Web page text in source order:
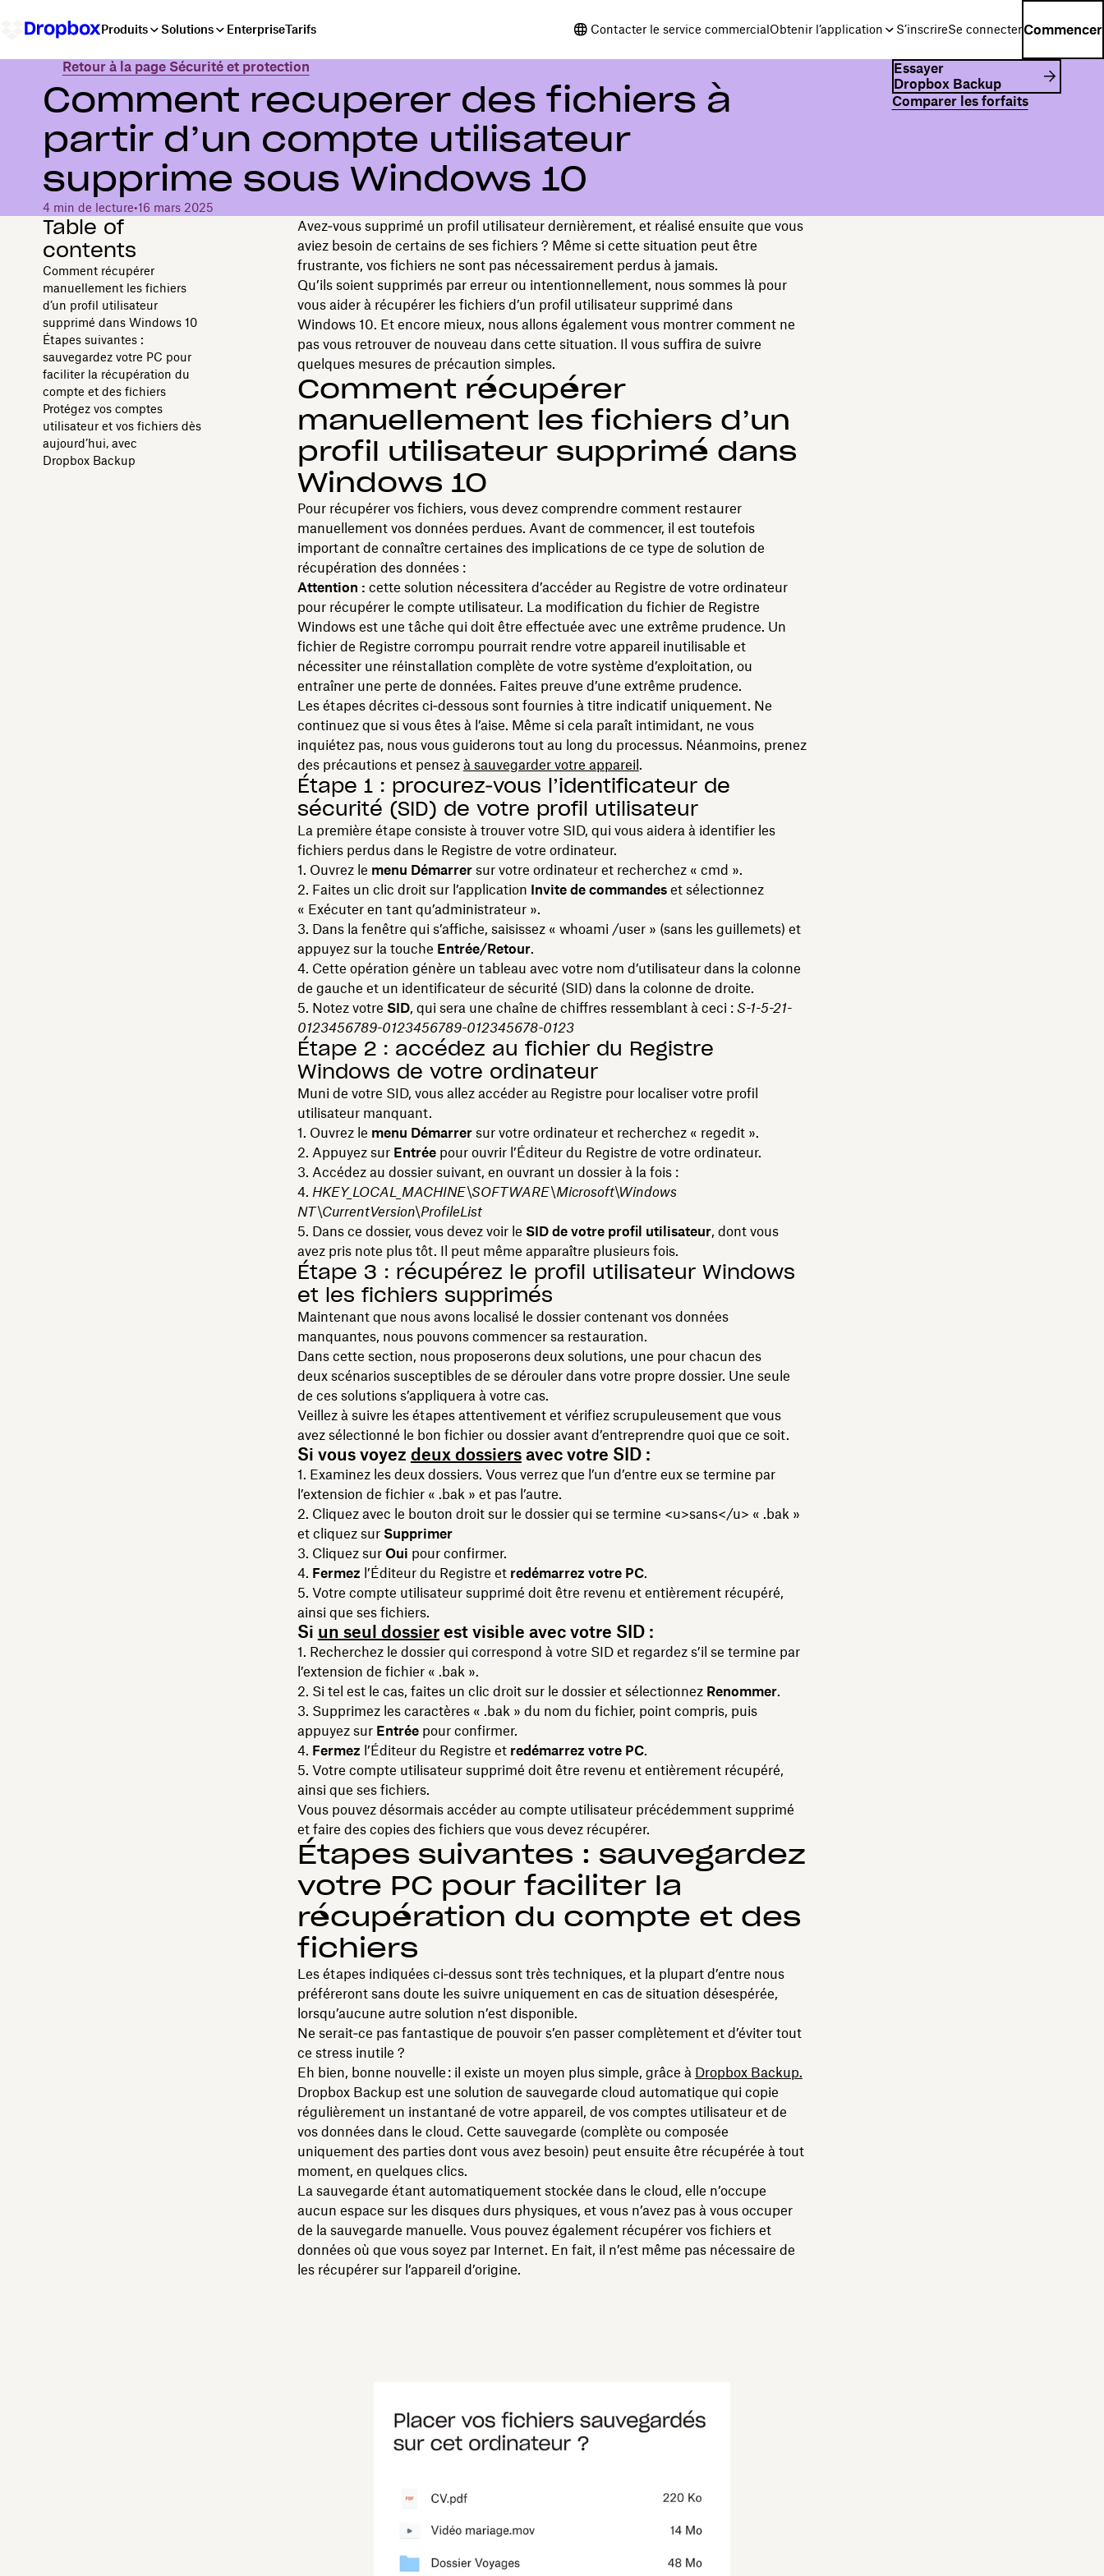
Produits Solutions EnterpriseTarifs Contacter le service commercialObtenir l’application S’inscrireSe connecterCommencer
Retour à la page Sécurité et protection
Comment récupérer des fichiers à
partir d’un compte utilisateur
supprimé sous Windows 10
4 min de lecture•16 mars 2025
Essayer
Dropbox Backup
Comparer les forfaits
Table of
contents
Comment récupérer
manuellement les fichiers
d’un profil utilisateur
supprimé dans Windows 10
Étapes suivantes :
sauvegardez votre PC pour
faciliter la récupération du
compte et des fichiers
Protégez vos comptes
utilisateur et vos fichiers dès
aujourd’hui, avec
Dropbox Backup
Avez‑vous supprimé un profil utilisateur dernièrement, et réalisé ensuite que vous
aviez besoin de certains de ses fichiers ? Même si cette situation peut être
frustrante, vos fichiers ne sont pas nécessairement perdus à jamais.
Qu’ils soient supprimés par erreur ou intentionnellement, nous sommes là pour
vous aider à récupérer les fichiers d’un profil utilisateur supprimé dans
Windows 10. Et encore mieux, nous allons également vous montrer comment ne
pas vous retrouver de nouveau dans cette situation. Il vous suffira de suivre
quelques mesures de précaution simples.
Comment récupérer
manuellement les fichiers d’un
profil utilisateur supprimé dans
Windows 10
Pour récupérer vos fichiers, vous devez comprendre comment restaurer
manuellement vos données perdues. Avant de commencer, il est toutefois
important de connaître certaines des implications de ce type de solution de
récupération des données :
Attention : cette solution nécessitera d’accéder au Registre de votre ordinateur
pour récupérer le compte utilisateur. La modification du fichier de Registre
Windows est une tâche qui doit être effectuée avec une extrême prudence. Un
fichier de Registre corrompu pourrait rendre votre appareil inutilisable et
nécessiter une réinstallation complète de votre système d’exploitation, ou
entraîner une perte de données. Faites preuve d’une extrême prudence.
Les étapes décrites ci‑dessous sont fournies à titre indicatif uniquement. Ne
continuez que si vous êtes à l’aise. Même si cela paraît intimidant, ne vous
inquiétez pas, nous vous guiderons tout au long du processus. Néanmoins, prenez
des précautions et pensez à sauvegarder votre appareil.
Étape 1 : procurez‑vous l’identificateur de
sécurité (SID) de votre profil utilisateur
La première étape consiste à trouver votre SID, qui vous aidera à identifier les
fichiers perdus dans le Registre de votre ordinateur.
Ouvrez le menu Démarrersur votre ordinateur et recherchez « cmd ».
Faites un clic droit sur l’application Invite de commandeset sélectionnez
« Exécuter en tant qu’administrateur ».
Dans la fenêtre qui s’affiche, saisissez « whoami /user » (sans les guillemets) et
appuyez sur la touche Entrée/Retour.
Cette opération génère un tableau avec votre nom d’utilisateur dans la colonne
de gauche et un identificateur de sécurité (SID) dans la colonne de droite.
Notez votre SID, qui sera une chaîne de chiffres ressemblant à ceci : S-1-5-21-
0123456789-0123456789-012345678-0123
Étape 2 : accédez au fichier du Registre
Windows de votre ordinateur
Muni de votre SID, vous allez accéder au Registre pour localiser votre profil
utilisateur manquant.
Ouvrez le menu Démarrersur votre ordinateur et recherchez « regedit ».
Appuyez sur Entréepour ouvrir l’Éditeur du Registre de votre ordinateur.
Accédez au dossier suivant, en ouvrant un dossier à la fois :
HKEY_LOCAL_MACHINE\SOFTWARE\Microsoft\Windows
NT\CurrentVersion\ProfileList
Dans ce dossier, vous devez voir le SID de votre profil utilisateur, dont vous
avez pris note plus tôt. Il peut même apparaître plusieurs fois.
Étape 3 : récupérez le profil utilisateur Windows
et les fichiers supprimés
Maintenant que nous avons localisé le dossier contenant vos données
manquantes, nous pouvons commencer sa restauration.
Dans cette section, nous proposerons deux solutions, une pour chacun des
deux scénarios susceptibles de se dérouler dans votre propre dossier. Une seule
de ces solutions s’appliquera à votre cas.
Veillez à suivre les étapes attentivement et vérifiez scrupuleusement que vous
avez sélectionné le bon fichier ou dossier avant d’entreprendre quoi que ce soit.
Si vous voyez deux dossiersavec votre SID :
Examinez les deux dossiers. Vous verrez que l’un d’entre eux se termine par
l’extension de fichier « .bak » et pas l’autre.
Cliquez avec le bouton droit sur le dossier qui se termine <u>sans</u> « .bak »
et cliquez sur Supprimer
Cliquez sur Oui pour confirmer.
Fermez l’Éditeur du Registre et redémarrez votre PC.
Votre compte utilisateur supprimé doit être revenu et entièrement récupéré,
ainsi que ses fichiers.
Si un seul dossierest visible avec votre SID :
Recherchez le dossier qui correspond à votre SID et regardez s’il se termine par
l’extension de fichier « .bak ».
Si tel est le cas, faites un clic droit sur le dossier et sélectionnez Renommer.
Supprimez les caractères « .bak » du nom du fichier, point compris, puis
appuyez sur Entréepour confirmer.
Fermez l’Éditeur du Registre et redémarrez votre PC.
Votre compte utilisateur supprimé doit être revenu et entièrement récupéré,
ainsi que ses fichiers.
Vous pouvez désormais accéder au compte utilisateur précédemment supprimé
et faire des copies des fichiers que vous devez récupérer.
Étapes suivantes : sauvegardez
votre PC pour faciliter la
récupération du compte et des
fichiers
Les étapes indiquées ci‑dessus sont très techniques, et la plupart d’entre nous
préféreront sans doute les suivre uniquement en cas de situation désespérée,
lorsqu’aucune autre solution n’est disponible.
Ne serait‑ce pas fantastique de pouvoir s’en passer complètement et d’éviter tout
ce stress inutile ?
Eh bien, bonne nouvelle : il existe un moyen plus simple, grâce à Dropbox Backup.
Dropbox Backup est une solution de sauvegarde cloud automatique qui copie
régulièrement un instantané de votre appareil, de vos comptes utilisateur et de
vos données dans le cloud. Cette sauvegarde (complète ou composée
uniquement des parties dont vous avez besoin) peut ensuite être récupérée à tout
moment, en quelques clics.
La sauvegarde étant automatiquement stockée dans le cloud, elle n’occupe
aucun espace sur les disques durs physiques, et vous n’avez pas à vous occuper
de la sauvegarde manuelle. Vous pouvez également récupérer vos fichiers et
données où que vous soyez par Internet. En fait, il n’est même pas nécessaire de
les récupérer sur l’appareil d’origine.